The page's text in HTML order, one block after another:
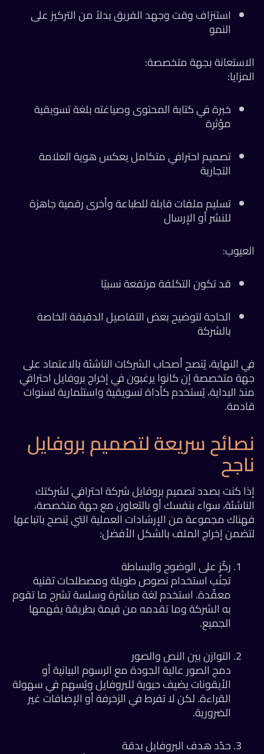
استنزاف وقت وجهد الفريق بدلاً من التركيز على
النمو
بجهة متخصصة:
خبرة في كتابة المحتوى وصياغته بلغة تسويقية
مؤثرة
تصميم احترافي متكامل يعكس هوية العلامة
التجارية
تسليم ملفات قابلة للطباعة وأخرى رقمية جاهزة
للنشر أو الإرسال
قد تكون التكلفة مرتفعة نسبيًا
الحاجة لتوضيح بعض التفاصيل الدقيقة الخاصة
بالشركة
النهاية، يُنصح أصحاب الشركات الناشئة بالاعتماد على
متخصصة إن كانوا يرغبون في إخراج بروفايل احترافي
البداية، يُستخدم كأداة تسويقية واستثمارية لسنوات
سريعة لتصميم بروفايل
كنت بصدد تصميم بروفايل شركة احترافي لشركتك
سواء بنفسك أو بالتعاون مع جهة متخصصة،
مجموعة من الإرشادات العملية التي يُنصح باتباعها
إخراج الملف بالشكل الأفضل:
ركّز على الوضوح والبساطة
تجنّب استخدام نصوص طويلة ومصطلحات تقنية
معقّدة. استخدم لغة مباشرة وسلسة تشرح ما تقوم
به الشركة وما تقدمه من قيمة بطريقة يفهمها
الجميع.
التوازن بين النص والصور
دمج الصور عالية الجودة مع الرسوم البيانية أو
الأيقونات يضيف حيوية للبروفايل ويُسهم في سهولة
القراءة. لكن لا تفرط في الزخرفة أو الإضافات غير
الضرورية.
حدّد هدف البروفايل بدقة